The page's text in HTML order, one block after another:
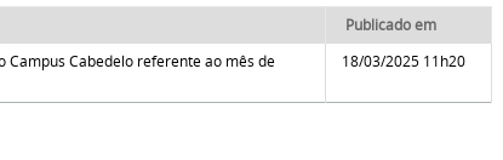
Publicado em
Campus Cabedelo referente ao mês de
18/03/2025 11h20